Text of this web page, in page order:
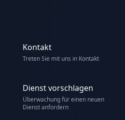
Kontakt
Treten Sie mit uns in Kontakt
Dienst vorschlagen
Überwachung für einen neuen
Dienst anfordern